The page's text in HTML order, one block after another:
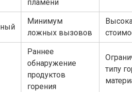
пламени
Минимум
ложных вызовов
Раннее
обнаружение
продуктов
горения
типу